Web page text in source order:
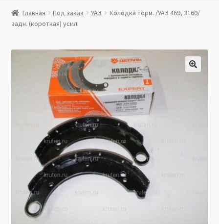
Витрина
Мой аккаунт
Политика в отношении обработки персональных
Производители
Юридические данные
Главная Под заказ УАЗ
Колодка торм. /УАЗ 469, 3160/
задн. (короткая) усил.